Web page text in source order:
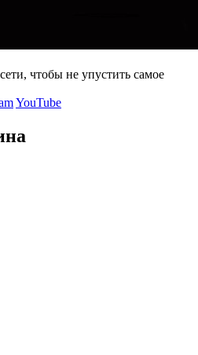
чтобы не упустить самое
YouTube